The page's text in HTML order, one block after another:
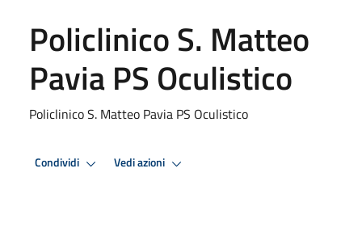
Policlinico S. Matteo
Pavia PS Oculistico
Policlinico S. Matteo Pavia PS Oculistico
Condividi Vedi azioni